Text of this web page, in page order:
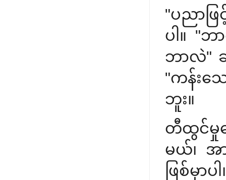
"ပညာဖြ
ပါ။ "
ဘာလဲ" ဆို
"ကန်းသ
ဘူး။
တီထွင်မှုန
မယ်၊ အ
ဖြစ်မှာပါ